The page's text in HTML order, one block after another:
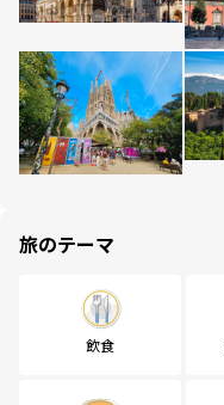
旅のテーマ
飲食